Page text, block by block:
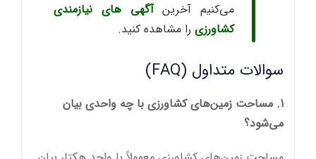
می‌کنیم آخرینآگهی های نیازمندی
کشاورزی را مشاهده کنید.
سوالات متداول (FAQ)
1. مساحت زمین‌های کشاورزی با چه واحدی بیان
می‌شود؟